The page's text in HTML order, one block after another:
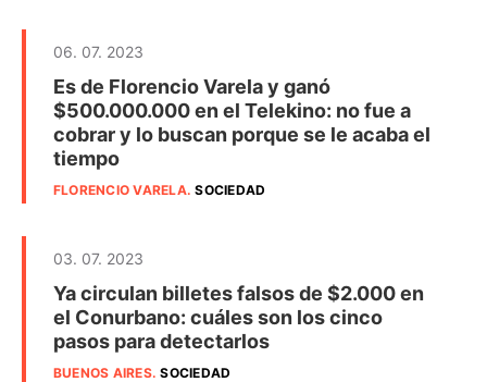
06. 07. 2023
Es de Florencio Varela y ganó
$500.000.000 en el Telekino: no fue a
cobrar y lo buscan porque se le acaba el
tiempo
FLORENCIO VARELA.SOCIEDAD
03. 07. 2023
Ya circulan billetes falsos de $2.000 en
el Conurbano: cuáles son los cinco
pasos para detectarlos
BUENOS AIRES.SOCIEDAD